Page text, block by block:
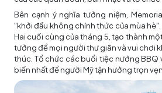
Bên cạnh ý nghĩa tưởng niệm,
"khởi đầu không chính thức của mùa
Hai cuối cùng của tháng 5, tạo thành
tưởng để mọi người thư giãn và vui chơi
thúc. Tổ chức các buổi tiệc nướng BBQ
biến nhất để người Mỹ tận hưởng trọn